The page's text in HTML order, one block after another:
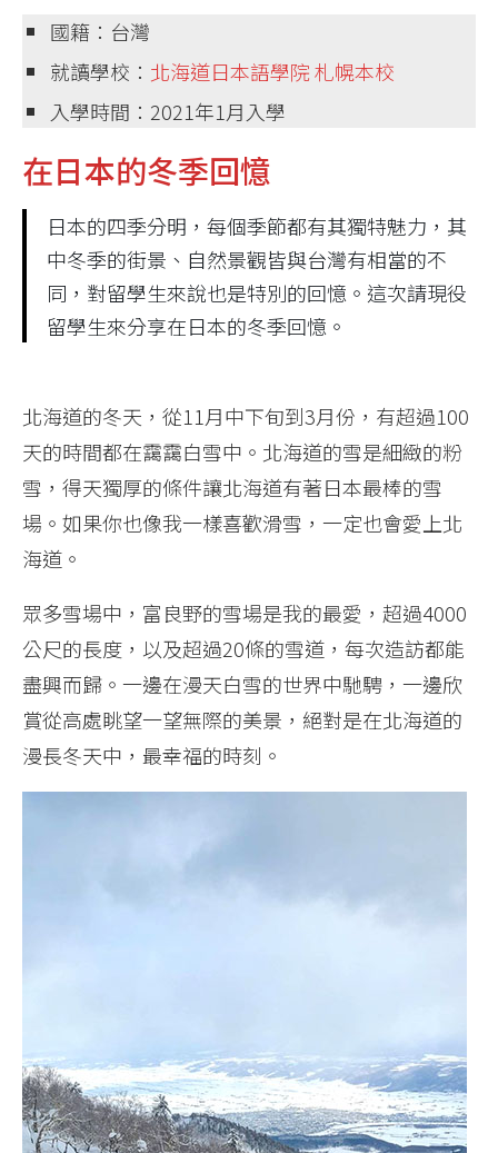
國籍：台灣
就讀學校： 北海道日本語學院 札幌本校
入學時間：2021年1月入學
在日本的冬季回憶
日本的四季分明，每個季節都有其獨特魅力，其
中冬季的街景、自然景觀皆與台灣有相當的不
同，對留學生來說也是特別的回憶。這次請現役
留學生來分享在日本的冬季回憶。
北海道的冬天，從11月中下旬到3月份，有超過100
天的時間都在靄靄白雪中。北海道的雪是細緻的粉
雪，得天獨厚的條件讓北海道有著日本最棒的雪
場。如果你也像我一樣喜歡滑雪，一定也會愛上北
海道。
眾多雪場中，富良野的雪場是我的最愛，超過4000
公尺的長度，以及超過20條的雪道，每次造訪都能
盡興而歸。一邊在漫天白雪的世界中馳騁，一邊欣
賞從高處眺望一望無際的美景，絕對是在北海道的
漫長冬天中，最幸福的時刻。